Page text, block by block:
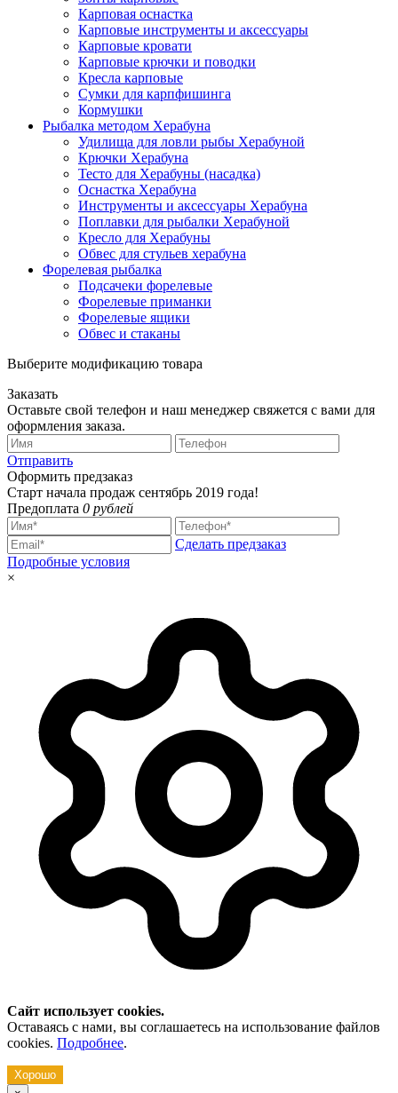
Карповая оснастка
Карповые инструменты и аксессуары
Карповые кровати
Карповые крючки и поводки
Кресла карповые
Сумки для карпфишинга
Кормушки
Рыбалка методом Херабуна
Удилища для ловли рыбы Херабуной
Крючки Херабуна
Тесто для Херабуны (насадка)
Оснастка Херабуна
Инструменты и аксессуары Херабуна
Поплавки для рыбалки Херабуной
Кресло для Херабуны
Обвес для стульев херабуна
Форелевая рыбалка
Подсачеки форелевые
Форелевые приманки
Форелевые ящики
Обвес и стаканы
Выберите модификацию товара
Заказать
Оставьте свой телефон и наш менеджер свяжется с вами для
оформления заказа.
Отправить
Оформить предзаказ
Старт начала продаж сентябрь 2019 года!
Предоплата 0 рублей
Сделать предзаказ
Подробные условия
×
Сайт использует cookies.
Оставаясь с нами, вы соглашаетесь на использование файлов
cookies. Подробнее.
Хорошо